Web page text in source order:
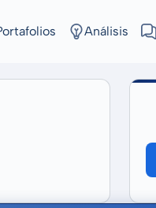
Análisis